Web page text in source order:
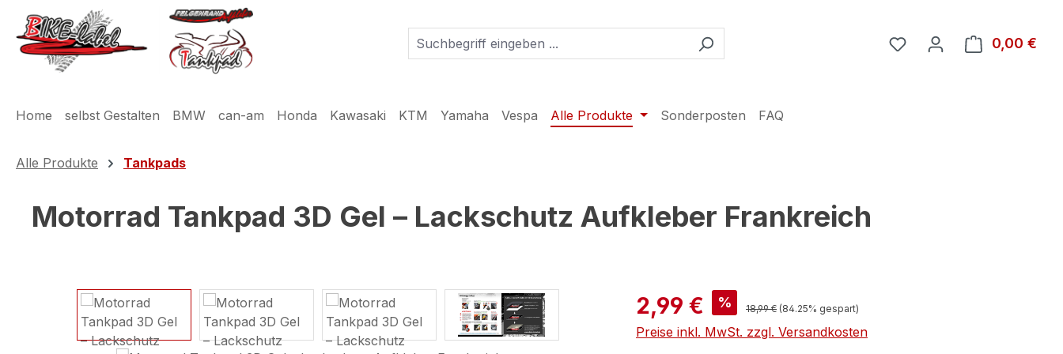
Hauptinhalt springen
Zur Suche springen
Zur Hauptnavigation springen
Du hast 0 Produkte auf
0,00 €
Home selbst Gestalten BMW can-am Honda Kawasaki KTM Yamaha Vespa Alle Produkte Sonderposten FAQ
Alle Produkte Tankpads
Motorrad Tankpad 3D Gel – Lackschutz Aufkleber Frankreich
Bildergalerie überspringen 2,99 € % 18,99 € (84.25% gespart)
Preise inkl. MwSt. zzgl. Versandkosten